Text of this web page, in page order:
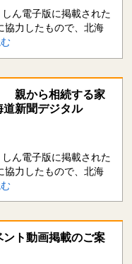
ん電子版に掲載された
協力したもので、北海
親から相続する家
新聞デジタル
ん電子版に掲載された
協力したもので、北海
ト動画掲載のご案